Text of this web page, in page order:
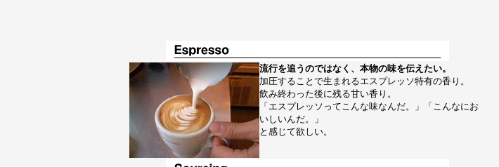
流行を追うのではなく、本物の味を伝えたい。
加圧することで生まれるエスプレッソ特有の香り。
飲み終わった後に残る甘い香り。
「エスプレッソってこんな味なんだ。」「こんなにお
いしいんだ。」
と感じて欲しい。